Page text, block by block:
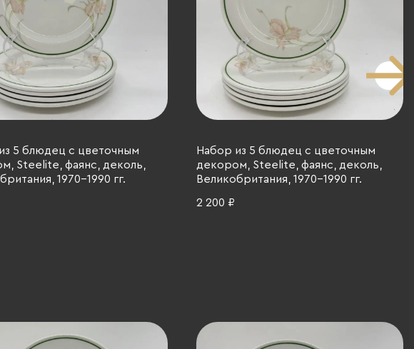
5 блюдец с цветочным
Steelite, фаянс, деколь,
1970-1990 гг.
Набор из 5 блюдец с цветочным
декором, Steelite, фаянс, деколь,
Великобритания, 1970-1990 гг.
2 200 ₽